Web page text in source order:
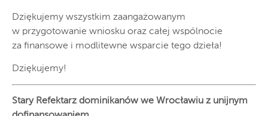
Dziękujemy wszystkim zaangażowanym
w przygotowanie wniosku oraz całej wspólnocie
za finansowe i modlitewne wsparcie tego dzieła!
Dziękujemy!
Stary Refektarz dominikanów we Wrocławiu z unijnym